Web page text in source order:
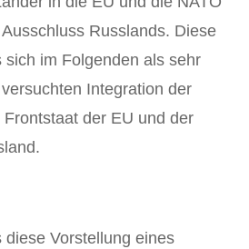
Russlands. Diese
sich im Folgenden als sehr
Integration der
der EU und der
diese Vorstellung eines